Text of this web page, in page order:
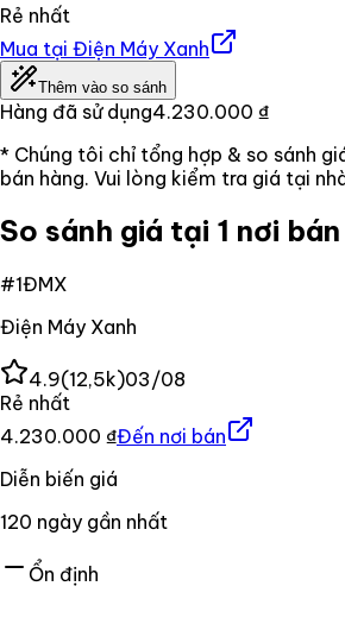
Rẻ nhất
Mua tại Điện Máy Xanh
Thêm vào so sánh
Hàng đã sử dụng4.230.000 ₫
* Chúng tôi chỉ tổng hợp & so sánh
bán hàng. Vui lòng kiểm tra giá tại
So sánh giá tại 1 nơi bán
#1ĐMX
Điện Máy Xanh
4.9(12,5k)03/08
Rẻ nhất
4.230.000 ₫Đến nơi bán
Diễn biến giá
120 ngày gần nhất
Ổn định